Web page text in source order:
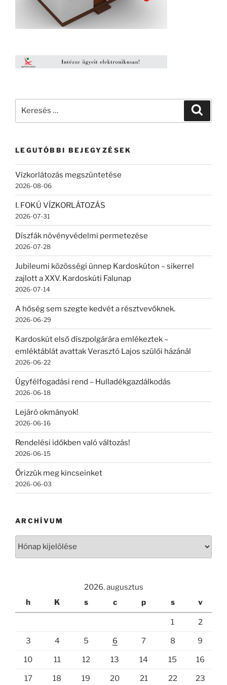
LEGUTÓBBI BEJEGYZÉSEK
Vízkorlátozás megszüntetése
2026-08-06
I. FOKÚ VÍZKORLÁTOZÁS
2026-07-31
Díszfák növényvédelmi permetezése
2026-07-28
Jubileumi közösségi ünnep Kardoskúton – sikerrel
zajlott a XXV. Kardoskúti Falunap
2026-07-14
A hőség sem szegte kedvét a résztvevőknek.
2026-06-29
Kardoskút első díszpolgárára emlékeztek –
emléktáblát avattak Verasztó Lajos szülői házánál
2026-06-22
Ügyfélfogadási rend – Hulladékgazdálkodás
2026-06-18
Lejáró okmányok!
2026-06-16
Rendelési időkben való változás!
2026-06-15
Őrizzük meg kincseinket
2026-06-03
ARCHÍVUM
2026. augusztus
h
K s c p s v
1 2
3 4 5 6 7 8 9
10 11 12 13 14 15 16
17 18 19 20 21 22 23